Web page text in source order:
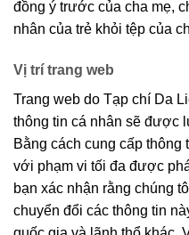
đồng ý trước của cha mẹ,
nhân của trẻ khỏi tệp của
Vị trí trang web
Trang web do Tạp chí Da
thông tin cá nhân sẽ được
Bằng cách cung cấp thông
với phạm vi tối đa được
bạn xác nhận rằng chúng
chuyển đổi các thông tin